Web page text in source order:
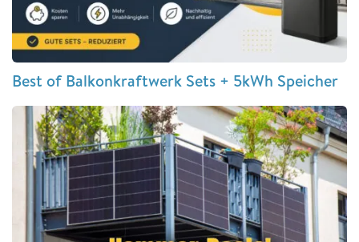
Best of Balkonkraftwerk Sets + 5kWh Speicher